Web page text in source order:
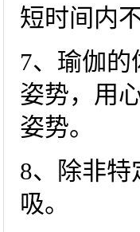
短时间内
7、瑜伽
姿势，用
姿势。
8、除非
吸。